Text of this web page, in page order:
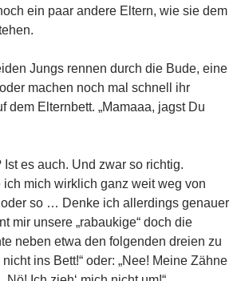
ein paar andere Eltern, wie sie dem
Jungs rennen durch die Bude, eine
machen noch mal schnell ihr
dem Elternbett. „Mamaaa, jagst Du
es auch. Und zwar so richtig.
ich mich wirklich ganz weit weg von
oder so … Denke ich allerdings genauer
mir unsere „rabaukige“ doch die
neben etwa den folgenden dreien zu
nicht ins Bett!“ oder: „Nee! Meine Zähne